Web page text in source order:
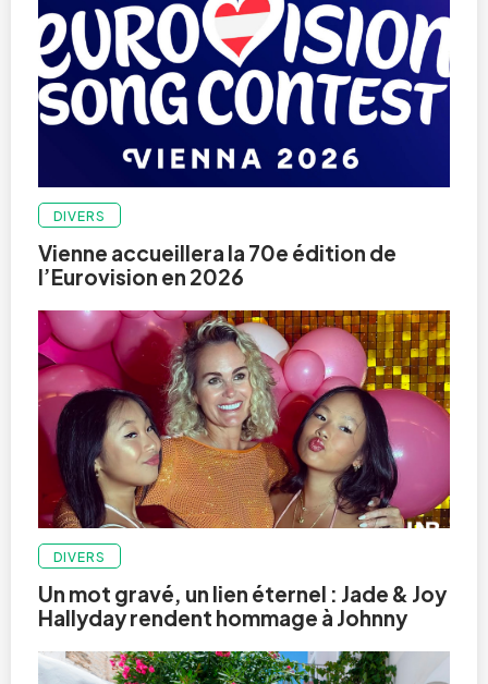
DIVERS
Vienne accueillera la 70e édition de
l’Eurovision en 2026
DIVERS
Un mot gravé, un lien éternel : Jade & Joy
Hallyday rendent hommage à Johnny